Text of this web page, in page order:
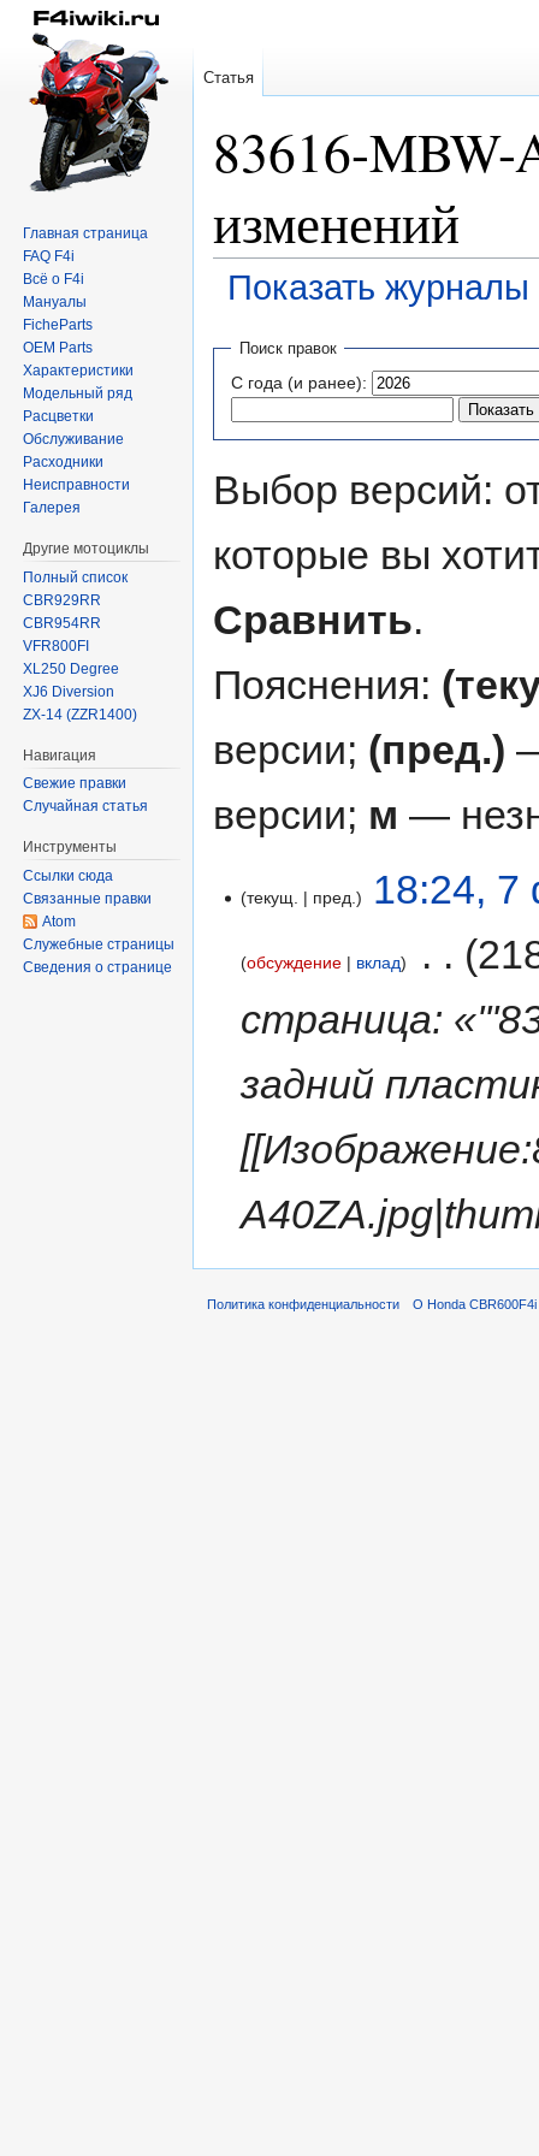
83616-MBW-
изменений
Показать
Перейти
навигации
Перейти
поиску
Поиск правок
С года (и ранее):
Выбор версий:
которые вы
Сравнить.
Пояснения:
версии; (пред.)
версии; м —
текущ. пред. 18:24, 7
обсуждение вклад
страница:
задний
Статья
Главная страница
FAQ F4i
Всё о F4i
Мануалы
FicheParts
OEM Parts
Характеристики
Модельный ряд
Расцветки
Обслуживание
Расходники
Неисправности
Галерея
Другие мотоциклы
Полный список
CBR929RR
CBR954RR
VFR800FI
XL250 Degree
XJ6 Diversion
ZX-14 (ZZR1400)
Навигация
Свежие правки
Случайная статья
Инструменты
Ссылки сюда
Связанные правки
Atom
Служебные страницы
Сведения о странице
Политика конфиденциальности О Honda CBR600F4i